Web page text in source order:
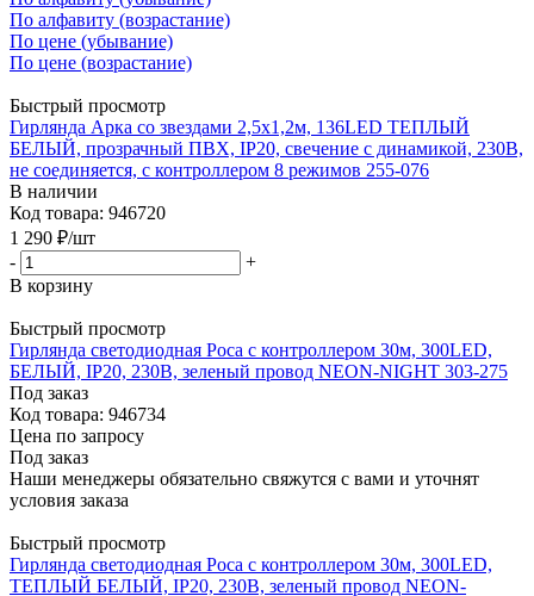
По алфавиту (возрастание)
По цене (убывание)
По цене (возрастание)
Быстрый просмотр
Гирлянда Арка со звездами 2,5х1,2м, 136LED ТЕПЛЫЙ
БЕЛЫЙ, прозрачный ПВХ, IP20, свечение с динамикой, 230В,
не соединяется, с контроллером 8 режимов 255-076
В наличии
Код товара: 946720
1 290 ₽/шт
-
+
В корзину
Быстрый просмотр
Гирлянда светодиодная Роса с контроллером 30м, 300LED,
БЕЛЫЙ, IP20, 230В, зеленый провод NEON-NIGHT 303-275
Под заказ
Код товара: 946734
Цена по запросу
Под заказ
Наши менеджеры обязательно свяжутся с вами и уточнят
условия заказа
Быстрый просмотр
Гирлянда светодиодная Роса с контроллером 30м, 300LED,
ТЕПЛЫЙ БЕЛЫЙ, IP20, 230В, зеленый провод NEON-